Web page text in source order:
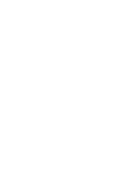
ำสั่งด้วยการติดตามแบบเรี